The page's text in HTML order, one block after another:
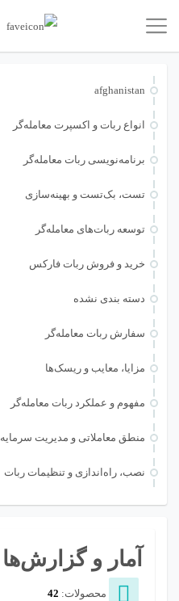
afghanistan
انواع ربات و اکسپرت معامله‌گر
برنامه‌نویسی ربات معامله‌گر
تست، بک‌تست و بهینه‌سازی
توسعه ربات‌های معامله‌گر
خرید و فروش ربات فارکس
دسته بندی نشده
سفارش ربات معامله‌گر
مزایا، معایب و ریسک‌ها
مفهوم و عملکرد ربات معامله‌گر
منطق معاملاتی و مدیریت سرمایه
نصب، راه‌اندازی و تنظیمات ربات
آمار و گزارش‌ها
محصولات: 42